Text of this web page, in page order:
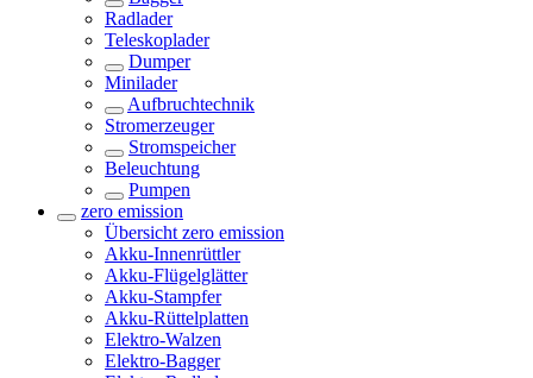
Radlader
Teleskoplader
Dumper
Minilader
Aufbruchtechnik
Stromerzeuger
Stromspeicher
Beleuchtung
Pumpen
zero emission
Übersicht zero emission
Akku-Innenrüttler
Akku-Flügelglätter
Akku-Stampfer
Akku-Rüttelplatten
Elektro-Walzen
Elektro-Bagger